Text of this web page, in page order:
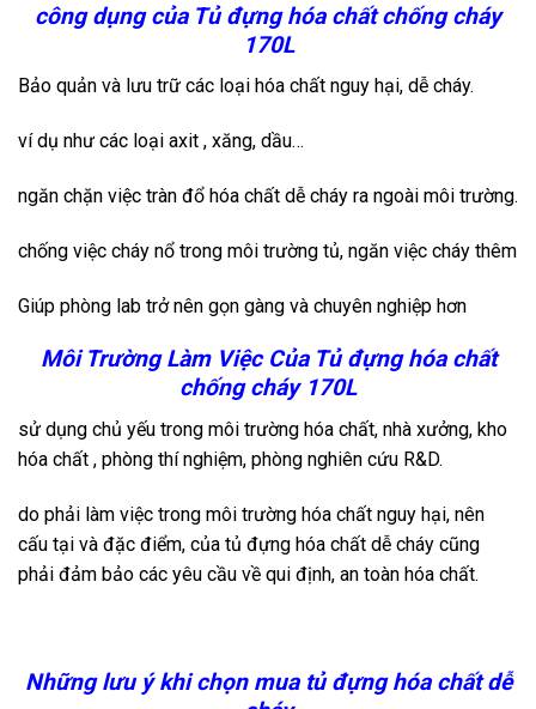
công dụng của Tủ đựng hóa chất chống cháy
170L
Bảo quản và lưu trữ các loại hóa chất nguy hại, dễ cháy.
ví dụ như các loại axit , xăng, dầu…
ngăn chặn việc tràn đổ hóa chất dễ cháy ra ngoài môi trường.
chống việc cháy nổ trong môi trường tủ, ngăn việc cháy thêm
Giúp phòng lab trở nên gọn gàng và chuyên nghiệp hơn
Môi Trường Làm Việc Của Tủ đựng hóa chất
chống cháy 170L
sử dụng chủ yếu trong môi trường hóa chất, nhà xưởng, kho
hóa chất , phòng thí nghiệm, phòng nghiên cứu R&D.
do phải làm việc trong môi trường hóa chất nguy hại, nên
cấu tại và đặc điểm, của tủ đựng hóa chất dễ cháy cũng
phải đảm bảo các yêu cầu về qui định, an toàn hóa chất.
Những lưu ý khi chọn mua tủ đựng hóa chất dễ